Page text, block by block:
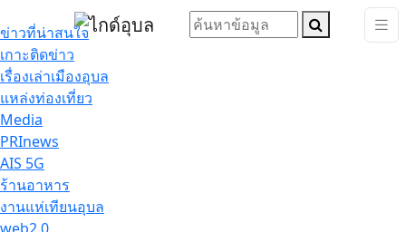
ข่าวที่น่าสนใจ
เกาะติดข่าว
เรื่องเล่าเมืองอุบล
แหล่งท่องเที่ยว
Media
PRInews
AIS 5G
ร้านอาหาร
งานแห่เทียนอุบล